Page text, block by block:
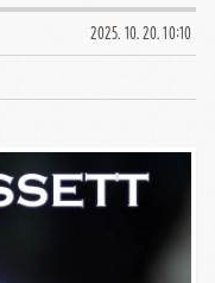
2025. 10. 20. 10:10